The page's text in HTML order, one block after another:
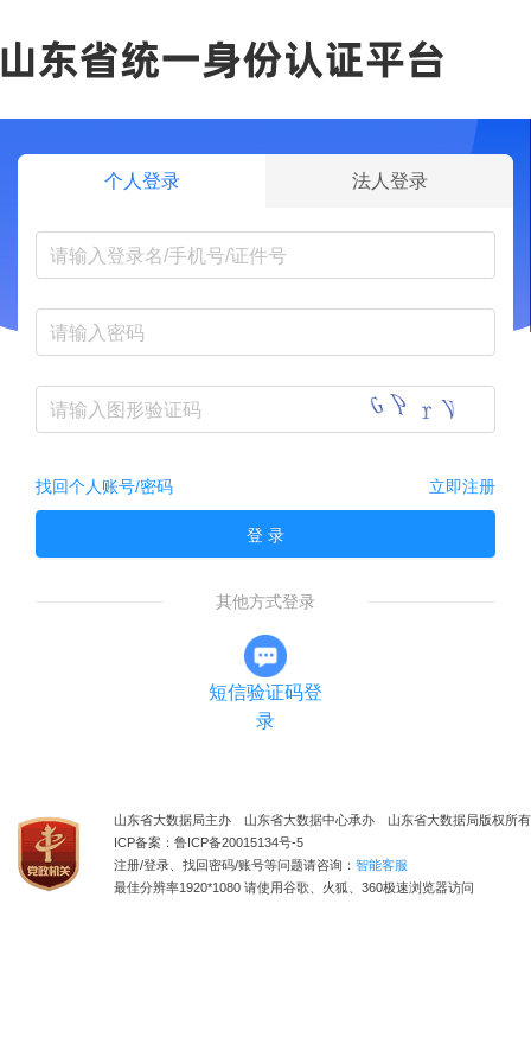
个人登录 法人登录
找回个人账号/密码 立即注册
登 录
其他方式登录
短信验证码登
录
山东省大数据局主办 山东省大数据中心承办 山东省大数据局版权所有
ICP备案：鲁ICP备20015134号-5
注册/登录、找回密码/账号等问题请咨询： 智能客服
最佳分辨率1920*1080 请使用谷歌、火狐、360极速浏览器访问